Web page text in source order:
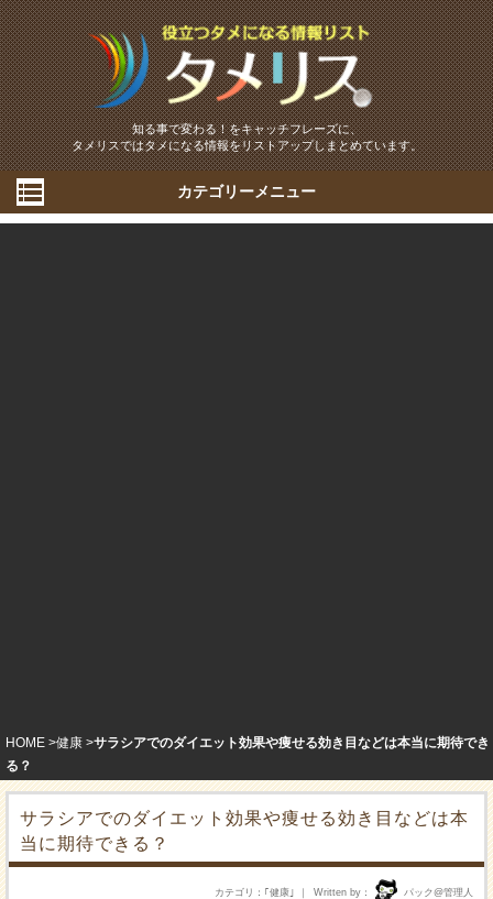
知る事で変わる！をキャッチフレーズに、
タメリスではタメになる情報をリストアップしまとめています。
カテゴリーメニュー
HOME 健康
サラシアでのダイエット効果や痩せる効き目などは本当に期待でき
る？
サラシアでのダイエット効果や痩せる効き目などは本
当に期待できる？
Written by パック@管理人
カテゴリ ｢健康 ｣